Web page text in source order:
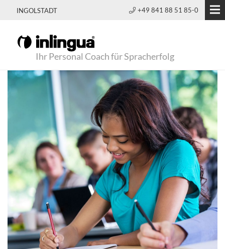
INGOLSTADT +49 841 88 51 85-0
Ihr Personal Coach für Spracherfolg